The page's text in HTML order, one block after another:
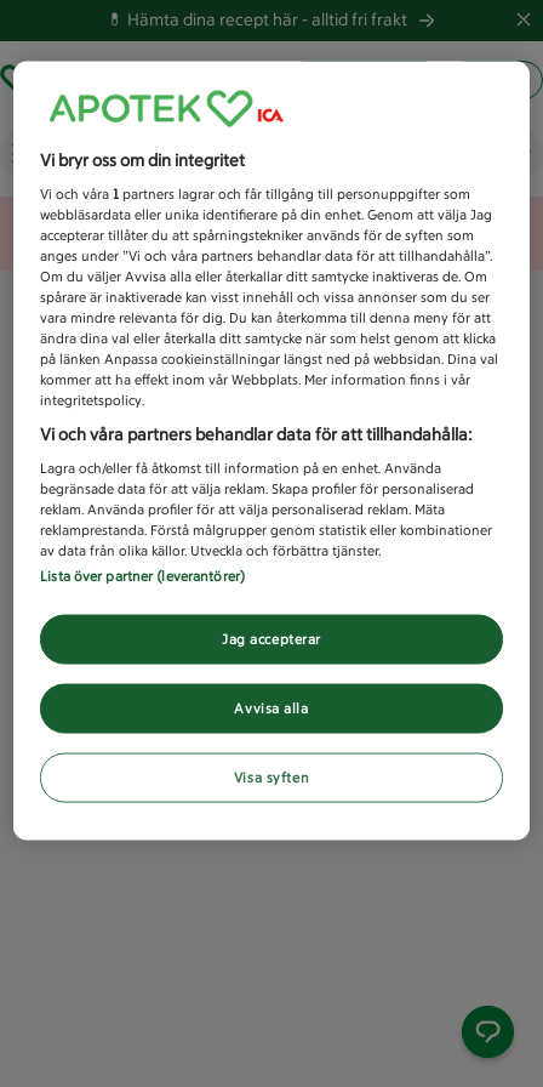
💊 Hämta dina recept här -alltid fri frakt
Vad letar du efter idag?
Unknown error
Vi bryr oss om din integritet
Vi och våra1 partners lagrar och får tillgång till personuppgifter som
webbläsardata eller unika identifierare på din enhet. Genom att välja Jag
accepterar tillåter du att spårningstekniker används för de syften som
anges under ”Vi och våra partners behandlar data för att tillhandahålla”.
Om du väljer Avvisa alla eller återkallar ditt samtycke inaktiveras de. Om
spårare är inaktiverade kan visst innehåll och vissa annonser som du ser
vara mindre relevanta för dig. Du kan återkomma till denna meny för att
ändra dina val eller återkalla ditt samtycke när som helst genom att klicka
på länken Anpassa cookieinställningar längst ned på webbsidan. Dina val
kommer att ha effekt inom vår Webbplats. Mer information finns i vår
integritetspolicy.
Vi och våra partners behandlar data för att tillhandahålla:
Lagra och/eller få åtkomst till information på en enhet. Använda
begränsade data för att välja reklam. Skapa profiler för personaliserad
reklam. Använda profiler för att välja personaliserad reklam. Mäta
reklamprestanda. Förstå målgrupper genom statistik eller kombinationer
av data från olika källor. Utveckla och förbättra tjänster.
Lista över partner (leverantörer)
Avvisa alla
Jag accepterar
Visa syften